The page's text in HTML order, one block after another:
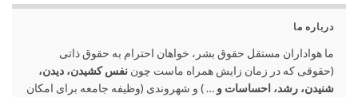
درباره ما
ما هواداران مستقل حقوق بشر، خواهان احترام به حقوق ذاتی
(حقوقی که در زمان زایش همراه ماست چون نفس کشیدن، دیدن،
شنیدن، رشد، احساسات و … ) و شهروندی (وظیفه جامعه برای امکان